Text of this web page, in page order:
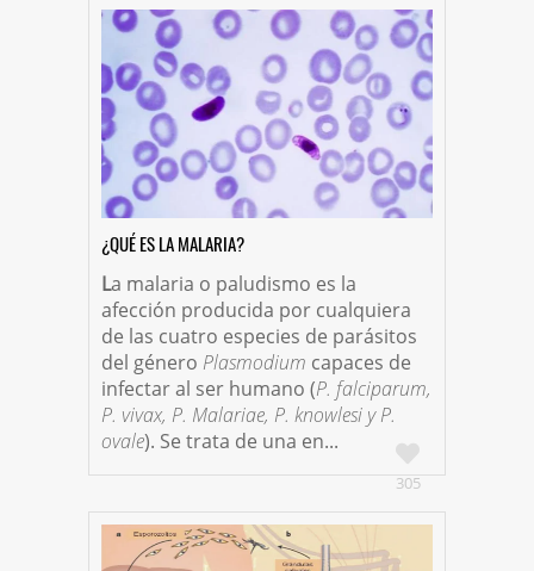
Malaria
Serpientes de Venezuela
Escorpiones
REDES SOCIALES
¿QUÉ ES LA MALARIA?
La malaria o paludismo es la
afección producida por cualquiera
de las cuatro especies de parásitos
del género Plasmodium capaces de
infectar al ser humano (P. falciparum,
P. vivax, P. Malariae, P. knowlesi y P.
ovale). Se trata de una en...
305